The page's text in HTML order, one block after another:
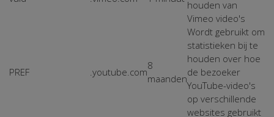
houden van
Vimeo video's
PREF .youtube.com
8
maanden
Wordt gebruikt om
statistieken bij te
houden over hoe
de bezoeker
YouTube-video's
op verschillende
websites gebruikt